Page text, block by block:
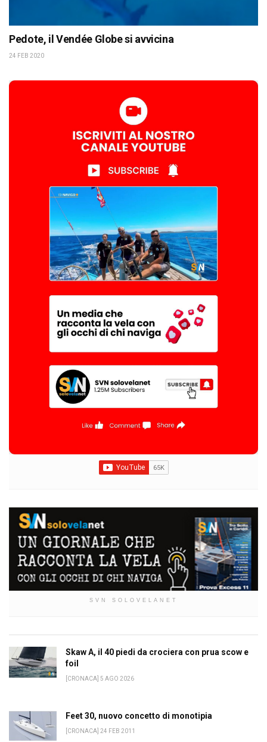
Pedote, il Vendée Globe si avvicina
24 FEB 2020
SVN SOLOVELANET
Skaw A, il 40 piedi da crociera con prua scow e
foil
[CRONACA] 5 AGO 2026
Feet 30, nuovo concetto di monotipia
[CRONACA] 24 FEB 2011